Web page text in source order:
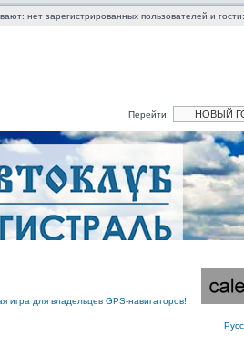
нет зарегистрированных пользователей и
Перейти: